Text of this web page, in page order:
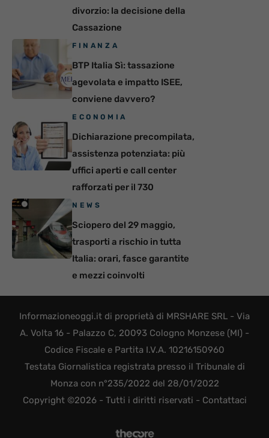
divorzio: la decisione della
Cassazione
FINANZA
BTP Italia Sì: tassazione
agevolata e impatto ISEE,
conviene davvero?
ECONOMIA
Dichiarazione precompilata,
assistenza potenziata: più
uffici aperti e call center
rafforzati per il 730
NEWS
Sciopero del 29 maggio,
trasporti a rischio in tutta
Italia: orari, fasce garantite
e mezzi coinvolti
Informazioneoggi.it di proprietà di MRSHARE SRL - Via
A. Volta 16 - Palazzo C, 20093 Cologno Monzese (MI) -
Codice Fiscale e Partita I.V.A. 10216150960
Testata Giornalistica registrata presso il Tribunale di
Monza con n°235/2022 del 28/01/2022
Copyright ©2026 - Tutti i diritti riservati - Contattaci